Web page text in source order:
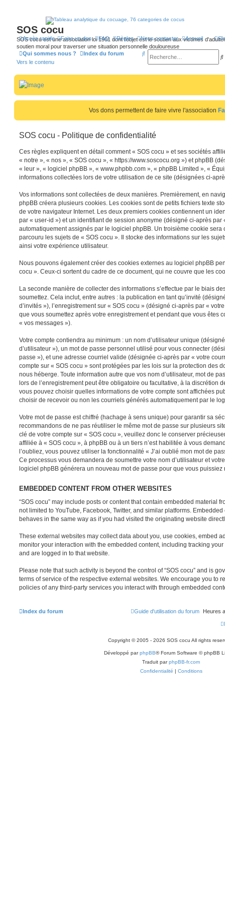
SOS cocu
SOS cocu est une association loi 1901 dont l'objet est le soutien aux victimes
soutien moral pour traverser une situation personnelle douloureuse
Vers le contenu
Accès rapide Faire un don FAQ Règles Nous contacter Accueil
Qui sommes nous ? Index du forum
r
R
e
r
h
e
r
Vos dons permettent de faire vivre l'association
SOS cocu - Politique de confidentialité
Ces règles expliquent en détail comment « SOS cocu » et ses sociétés
« notre », « nos », « SOS cocu », « https://www.soscocu.org ») et phpBB
« leur », « logiciel phpBB », « www.phpbb.com », « phpBB Limited », «
informations collectées lors de votre utilisation de ce site (désignées ci-
Vos informations sont collectées de deux manières. Premièrement, en
phpBB créera plusieurs cookies. Les cookies sont de petits fichiers texte
de votre navigateur Internet. Les deux premiers cookies contiennent un
par « user-id ») et un identifiant de session anonyme (désigné ci-après par
automatiquement assignés par le logiciel phpBB. Un troisième cookie sera
parcouru les sujets de « SOS cocu ». Il stocke des informations sur les
ainsi votre expérience utilisateur.
Nous pouvons également créer des cookies externes au logiciel phpBB
cocu ». Ceux-ci sortent du cadre de ce document, qui ne couvre que les
La seconde manière de collecter des informations s’effectue par le biais
soumettez. Cela inclut, entre autres : la publication en tant qu’invité
d’invités »), l’enregistrement sur « SOS cocu » (désigné ci-après par «
que vous soumettez après votre enregistrement et pendant que vous êtes
« vos messages »).
Votre compte contiendra au minimum : un nom d’utilisateur unique
d’utilisateur »), un mot de passe personnel utilisé pour vous connecter
passe »), et une adresse courriel valide (désignée ci-après par « votre
compte sur « SOS cocu » sont protégées par les lois sur la protection des
nous héberge. Toute information autre que vos nom d’utilisateur, mot de
lors de l’enregistrement peut être obligatoire ou facultative, à la discrétion
vous pouvez choisir quelles informations de votre compte sont affichées
choisir de recevoir ou non les courriels générés automatiquement par le
Votre mot de passe est chiffré (hachage à sens unique) pour garantir sa
recommandons de ne pas réutiliser le même mot de passe sur plusieurs
clé de votre compte sur « SOS cocu », veuillez donc le conserver
affiliée à « SOS cocu », à phpBB ou à un tiers n’est habilitée à vous
l’oubliez, vous pouvez utiliser la fonctionnalité « J’ai oublié mon mot de
Ce processus vous demandera de soumettre votre nom d’utilisateur et
logiciel phpBB générera un nouveau mot de passe pour que vous puissiez
EMBEDDED CONTENT FROM OTHER WEBSITES
“SOS cocu” may include posts or content that contain embedded material
not limited to YouTube, Facebook, Twitter, and similar platforms.
behaves in the same way as if you had visited the originating website
These external websites may collect data about you, use cookies, embed
monitor your interaction with the embedded content, including tracking
and are logged in to that website.
Please note that such activity is beyond the control of “SOS cocu” and is
terms of service of the respective external websites. We encourage you to
policies of any third-party services you interact with through embedded
Index du forum Heures
Guide d'utilisation du forum
Copyright © 2005 - 2026 SOS cocu All rights
Développé parphpBB® Forum Software © phpBB
Traduit parphpBB-fr.com
Confidentialité
Conditions